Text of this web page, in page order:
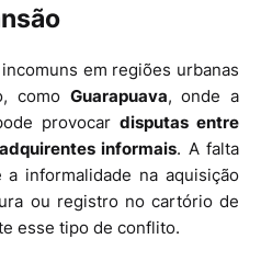
em regiões urbanas
como Guarapuava, onde a
provocar disputas entre
informais. A falta
informalidade na aquisição
ou registro no cartório de
esse tipo de conflito.